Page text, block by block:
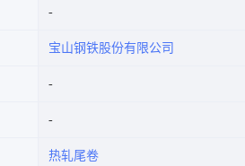
宝山钢铁股份有限公司
热轧尾卷